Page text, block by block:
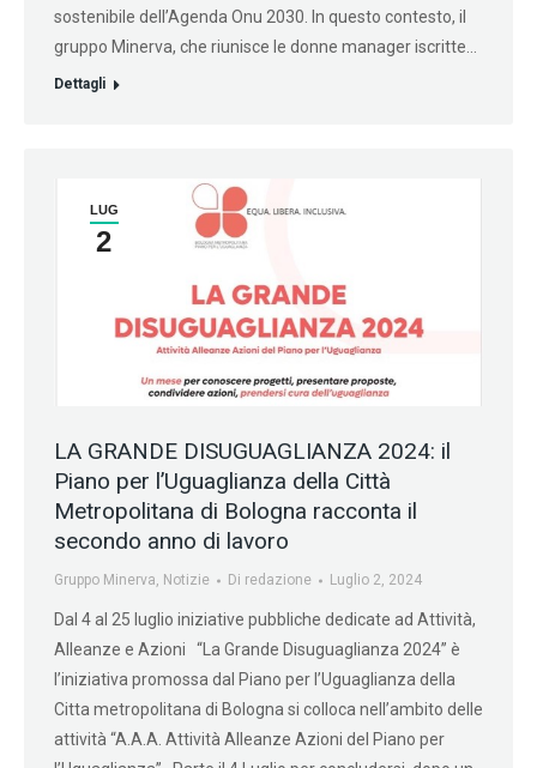
sostenibile dell’Agenda Onu 2030. In questo contesto, il
gruppo Minerva, che riunisce le donne manager iscritte…
Dettagli
LUG
2
LA GRANDE DISUGUAGLIANZA 2024: il
Piano per l’Uguaglianza della Città
Metropolitana di Bologna racconta il
secondo anno di lavoro
Gruppo Minerva, Notizie Di redazione Luglio 2, 2024
Dal 4 al 25 luglio iniziative pubbliche dedicate ad Attività,
Alleanze e Azioni “La Grande Disuguaglianza 2024” è
l’iniziativa promossa dal Piano per l’Uguaglianza della
Citta metropolitana di Bologna si colloca nell’ambito delle
attività “A.A.A. Attività Alleanze Azioni del Piano per